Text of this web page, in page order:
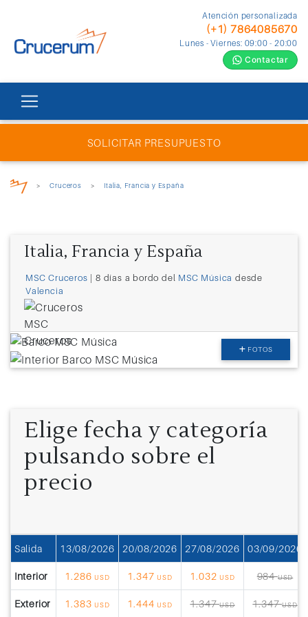
Atención personalizada
(+1) 7864085670
Lunes - Viernes: 09:00 - 20:00
Contactar
SOLICITAR PRESUPUESTO
> Cruceros > Italia, Francia y España
Italia, Francia y España
MSC Cruceros | 8 días a bordo del MSC Música desde
Valencia
FOTOS
Elige fecha y categoría
pulsando sobre el
precio
Salida 13/08/2026 20/08/2026 27/08/2026 03/09/2026
Interior 1.286 USD 1.347 USD 1.032 USD 984USD
Exterior 1.383 USD 1.444 USD 1.347USD 1.347USD